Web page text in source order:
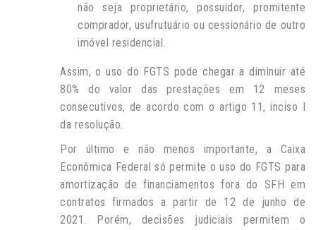
não seja proprietário, possuidor, promitente
comprador, usufrutuário ou cessionário de outro
imóvel residencial.
Assim, o uso do FGTS pode chegar a diminuir até
80% do valor das prestações em 12 meses
consecutivos, de acordo com o artigo 11, inciso I
da resolução.
Por último e não menos importante, a Caixa
Econômica Federal só permite o uso do FGTS para
amortização de financiamentos fora do SFH em
contratos firmados a partir de 12 de junho de
2021. Porém, decisões judiciais permitem o